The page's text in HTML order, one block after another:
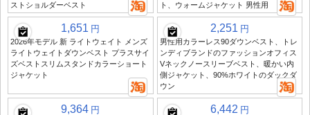
ストショルダーベスト
ト、ウォームジャケット 男性用
1,651 円
2026年モデル 新 ライトウェイト メンズ
ライトウェイトダウンベスト プラスサイ
ズベストスリムスタンドカラーショート
ジャケット
2,251 円
男性用カラーレス90ダウンベスト、トレ
ンディブランドのファッションオフィス
Vネックノースリーブベスト、暖かい内
側ジャケット、90%ホワイトのダックダ
ウン
9,364 円 6,442 円